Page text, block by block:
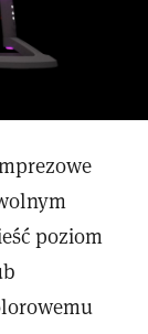
poziom